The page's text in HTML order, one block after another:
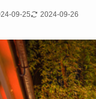
09-25 2024-09-26